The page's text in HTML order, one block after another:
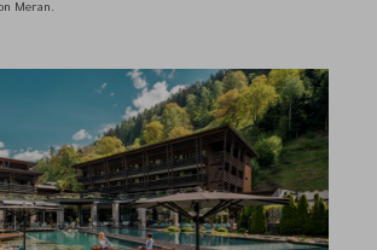
Meran.